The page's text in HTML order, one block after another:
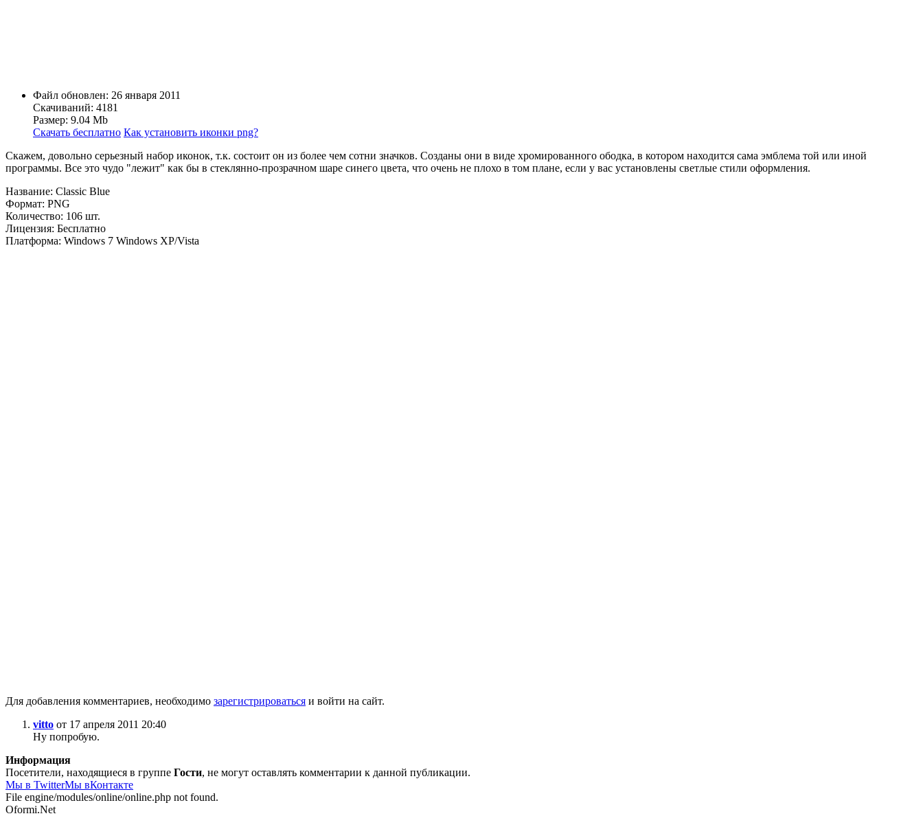
Файл обновлен: 26 января 2011
Скачиваний: 4181
Размер: 9.04 Mb
Скачать бесплатно Как установить иконки png?
Скажем, довольно серьезный набор иконок, т.к. состоит он из более чем сотни значков. Созданы они в виде хромированного ободка, в котором находится сама эмблема той или иной
программы. Все это чудо "лежит" как бы в стеклянно-прозрачном шаре синего цвета, что очень не плохо в том плане, если у вас установлены светлые стили оформления.
Название: Classic Blue
Формат: PNG
Количество: 106 шт.
Лицензия: Бесплатно
Платформа: Windows 7 Windows XP/Vista
Для добавления комментариев, необходимо зарегистрироваться и войти на сайт.
vitto от 17 апреля 2011 20:40
Ну попробую.
Информация
Посетители, находящиеся в группе Гости, не могут оставлять комментарии к данной публикации.
Мы в TwitterМы вКонтакте
File engine/modules/online/online.php not found.
Oformi.Net